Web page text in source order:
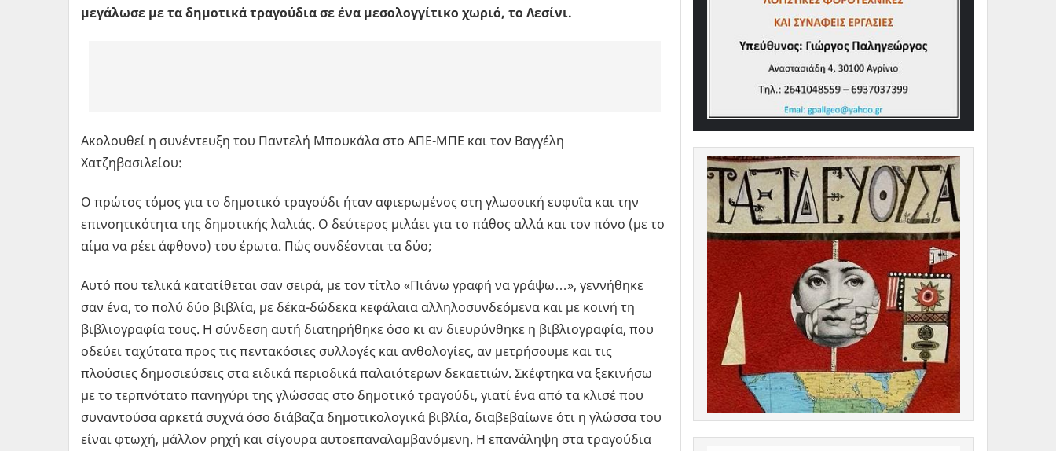
μεγάλωσε με τα δημοτικά τραγούδια σε ένα μεσολογγίτικο χωριό, το Λεσίνι.
Ακολουθεί η συνέντευξη του Παντελή Μπουκάλα στο ΑΠΕ-ΜΠΕ και τον Βαγγέλη
Χατζηβασιλείου:
Ο πρώτος τόμος για το δημοτικό τραγούδι ήταν αφιερωμένος στη γλωσσική ευφυΐα και την
επινοητικότητα της δημοτικής λαλιάς. Ο δεύτερος μιλάει για το πάθος αλλά και τον πόνο (με το
αίμα να ρέει άφθονο) του έρωτα. Πώς συνδέονται τα δύο;
Αυτό που τελικά κατατίθεται σαν σειρά, με τον τίτλο «Πιάνω γραφή να γράψω…», γεννήθηκε
σαν ένα, το πολύ δύο βιβλία, με δέκα-δώδεκα κεφάλαια αλληλοσυνδεόμενα και με κοινή τη
βιβλιογραφία τους. Η σύνδεση αυτή διατηρήθηκε όσο κι αν διευρύνθηκε η βιβλιογραφία, που
οδεύει ταχύτατα προς τις πεντακόσιες συλλογές και ανθολογίες, αν μετρήσουμε και τις
πλούσιες δημοσιεύσεις στα ειδικά περιοδικά παλαιότερων δεκαετιών. Σκέφτηκα να ξεκινήσω
με το τερπνότατο πανηγύρι της γλώσσας στο δημοτικό τραγούδι, γιατί ένα από τα κλισέ που
συναντούσα αρκετά συχνά όσο διάβαζα δημοτικολογικά βιβλία, διαβεβαίωνε ότι η γλώσσα του
είναι φτωχή, μάλλον ρηχή και σίγουρα αυτοεπαναλαμβανόμενη. Η επανάληψη στα τραγούδια